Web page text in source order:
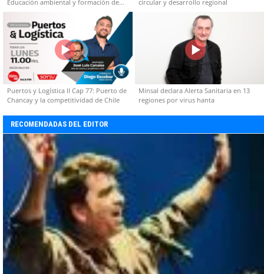
Educación ambiental y formación de
capacidades técnicas
circular y desarrollo regional
Puertos y Logística II Cap 77: Puerto de
Chancay y la competitividad de Chile
Minsal declara Alerta Sanitaria en 13
regiones por virus hanta
RECOMENDADAS DEL EDITOR